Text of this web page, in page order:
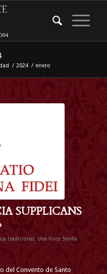
/ 2024 / enero
SUPPLICANS
tradicional, Una Voce Sevilla
del Convento de Santo